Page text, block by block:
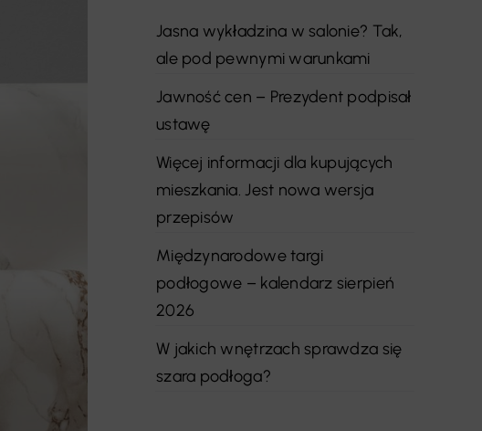
Jasna wykładzina w salonie? Tak,
ale pod pewnymi warunkami
Jawność cen – Prezydent podpisał
ustawę
Więcej informacji dla kupujących
mieszkania. Jest nowa wersja
przepisów
Międzynarodowe targi
podłogowe – kalendarz sierpień
2026
W jakich wnętrzach sprawdza się
szara podłoga?